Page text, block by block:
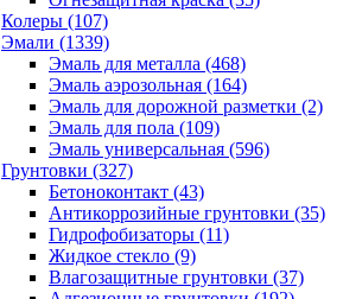
Колеры (107)
Эмали (1339)
Эмаль для металла (468)
Эмаль аэрозольная (164)
Эмаль для дорожной разметки (2)
Эмаль для пола (109)
Эмаль универсальная (596)
Грунтовки (327)
Бетоноконтакт (43)
Антикоррозийные грунтовки (35)
Гидрофобизаторы (11)
Жидкое стекло (9)
Влагозащитные грунтовки (37)